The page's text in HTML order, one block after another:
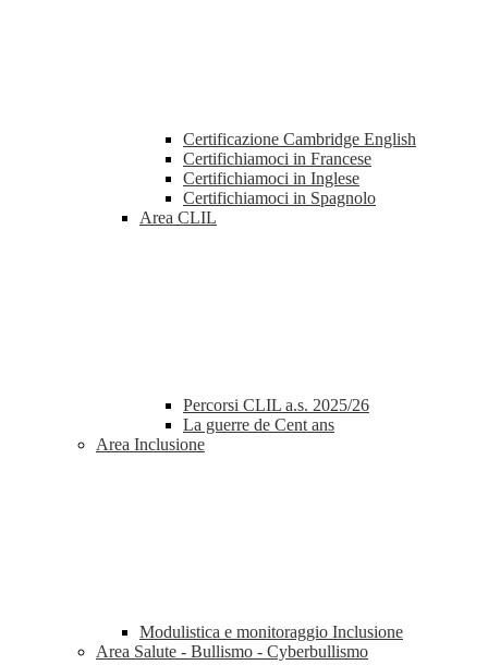
Certificazione Cambridge English
Certifichiamoci in Francese
Certifichiamoci in Inglese
Certifichiamoci in Spagnolo
Area CLIL
Percorsi CLIL a.s. 2025/26
La guerre de Cent ans
Area Inclusione
Modulistica e monitoraggio Inclusione
Area Salute - Bullismo - Cyberbullismo